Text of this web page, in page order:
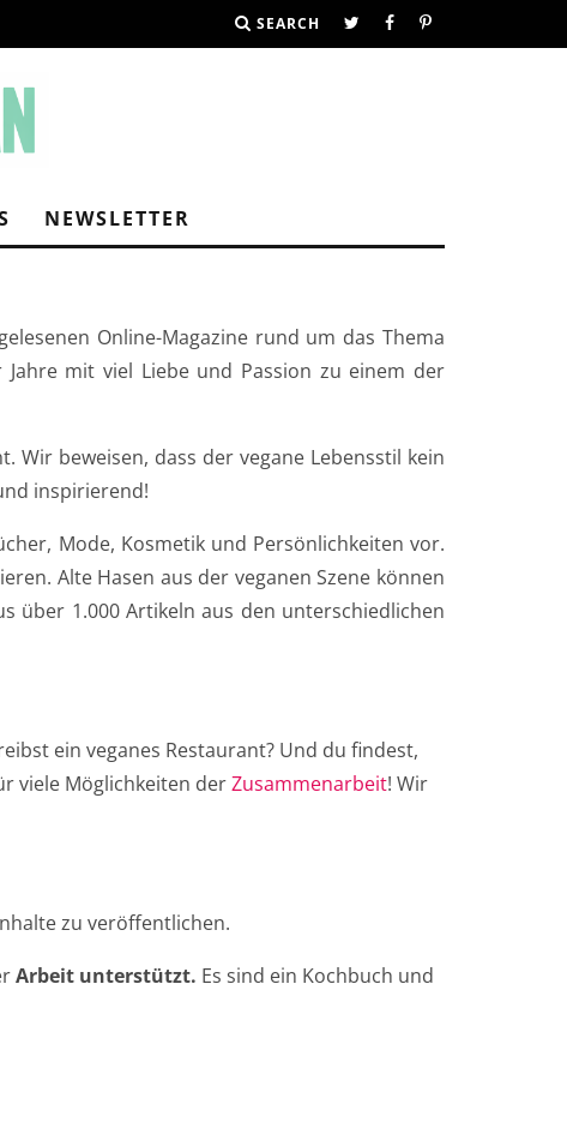
SEARCH
NEWSLETTER
Online-Magazine rund um das Thema
mit viel Liebe und Passion zu einem der
Wir beweisen, dass der vegane Lebensstil kein
inspirierend!
Mode, Kosmetik und Persönlichkeiten vor.
Alte Hasen aus der veganen Szene können
über 1.000 Artikeln aus den unterschiedlichen
ein veganes Restaurant? Und du findest,
viele Möglichkeiten derZusammenarbeit! Wir
zu veröffentlichen.
Arbeit unterstützt. Es sind ein Kochbuch und